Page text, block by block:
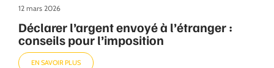
12 mars 2026
Déclarer l’argent envoyé à l’étranger :
conseils pour l’imposition
EN SAVOIR PLUS